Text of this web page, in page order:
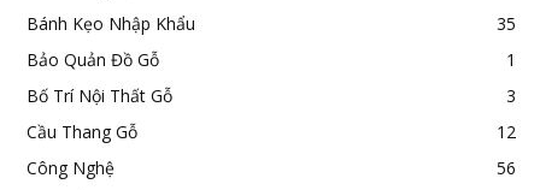
Bánh Kẹo Nhập Khẩu
35
Bảo Quản Đồ Gỗ
1
Bố Trí Nội Thất Gỗ
3
Cầu Thang Gỗ
12
Công Nghệ
56